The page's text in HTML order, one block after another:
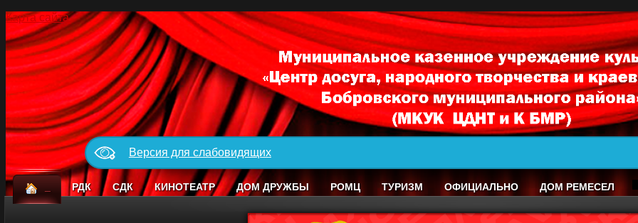
Карта сайта
Версия для слабовидящих
РДК СДК КИНОТЕАТР ДОМ ДРУЖБЫ РОМЦ ТУРИЗМ ОФИЦИАЛЬНО ДОМ РЕМЕСЕЛ